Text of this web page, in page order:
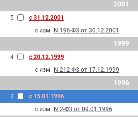
2001
5
с 31.12.2001
с изм. N 196-Ф3 от 30.12.2001
1999
4
с 20.12.1999
с изм. N 212-Ф3 от 17.12.1999
1996
3
с 15.01.1996
с изм. N 2-Ф3 от 09.01.1996